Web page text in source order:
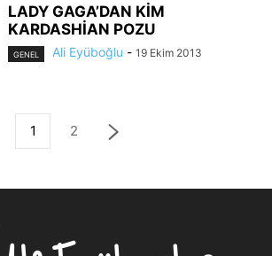
LADY GAGA’DAN KİM
KARDASHİAN POZU
GENEL Ali Eyüboğlu - 19 Ekim 2013
1 2